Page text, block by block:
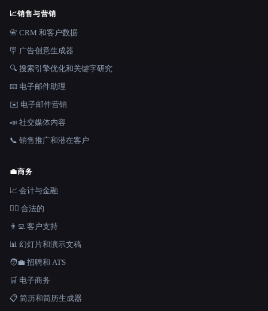
📈销售与营销
📇 CRM 和客户数据
🪧 广告创意生成器
🔍 搜索引擎优化和关键字研究
📧 电子邮件助理
✉️ 电子邮件营销
📣 社交媒体内容
📞 销售推广和潜在客户
💼商务
📈 会计与金融
👩‍⚖️ 合法的
👨‍💻 客户支持
📊 幻灯片和演示文稿
🧑‍💼 招聘和 ATS
🛒 电子商务
📋 简历和简历生成器